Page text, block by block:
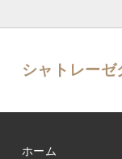
シャトレーゼ
ホーム